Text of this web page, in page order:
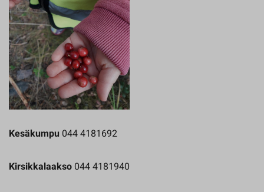
Kesäkumpu 044 4181692
Kirsikkalaakso 044 4181940